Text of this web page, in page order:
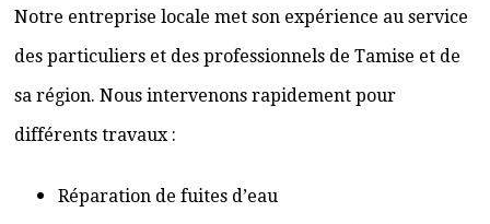
Notre entreprise locale met son expérience au service
des particuliers et des professionnels de Tamise et de
sa région. Nous intervenons rapidement pour
différents travaux :
Réparation de fuites d’eau